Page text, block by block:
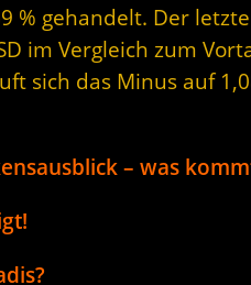
% gehandelt. Der
im Vergleich zum
sich das Minus auf
– was